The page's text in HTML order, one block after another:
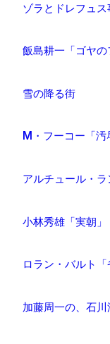
ゾラとドレフュス
飯島耕一「ゴヤの
雪の降る街
M・フーコー「汚
アルチュール・
小林秀雄「実朝」
ロラン・バルト「
加藤周一の、石川